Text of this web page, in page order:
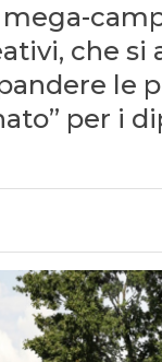
che
le
per i